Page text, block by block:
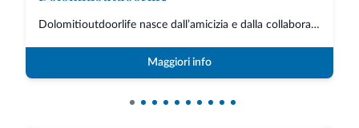
Dolomitioutdoorlife nasce dall’amicizia e dalla collaborazione di professio...
Maggiori info